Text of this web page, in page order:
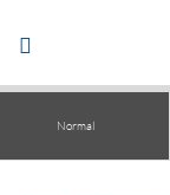
Abrir/Cerrar
navegación
Normal